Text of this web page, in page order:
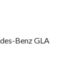
Benz GLA